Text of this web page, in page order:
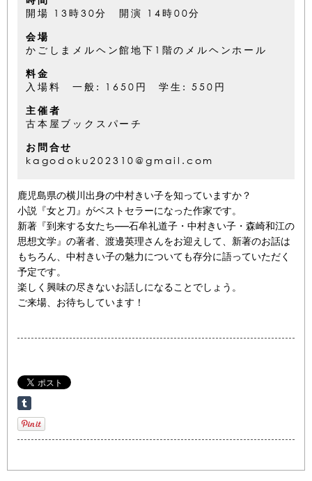
開場 13時30分 開演 14時00分
会場
かごしまメルヘン館地下1階のメルヘンホール
料金
入場料 一般: 1650円 学生: 550円
主催者
古本屋ブックスパーチ
お問合せ
kagodoku202310@gmail.com
鹿児島県の横川出身の中村きい子を知っていますか？
小説『女と刀』がベストセラーになった作家です。
新著『到来する女たち──石牟礼道子・中村きい子・森崎和江の
思想文学』の著者、渡邊英理さんをお迎えして、新著のお話は
もちろん、中村きい子の魅力についても存分に語っていただく
予定です。
楽しく興味の尽きないお話しになることでしょう。
ご来場、お待ちしています！